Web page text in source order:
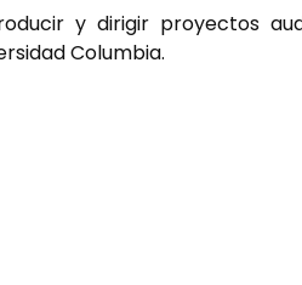
y dirigir proyectos
Columbia.